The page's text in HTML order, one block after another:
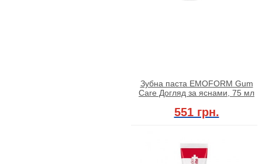
Зубна паста EMOFORM Gum
Care Догляд за яснами, 75 мл
551 грн.